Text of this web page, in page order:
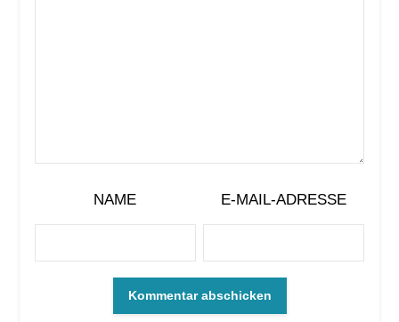
NAME E-MAIL-ADRESSE